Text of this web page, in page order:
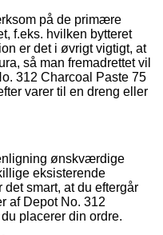
på de primære
f.eks. hvilken bytteret
er det i øvrigt vigtigt, at
så man fremadrettet vil
312 Charcoal Paste 75
varer til en dreng eller
ønskværdige
eksisterende
smart, at du eftergår
af Depot No. 312
placerer din ordre.